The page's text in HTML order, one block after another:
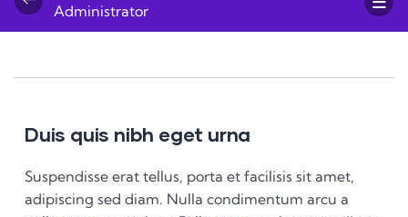
Administrator
Duis quis nibh eget urna
Suspendisse erat tellus, porta et facilisis sit amet,
adipiscing sed diam. Nulla condimentum arcu a